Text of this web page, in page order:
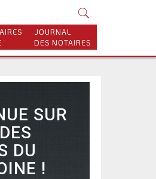
JOURNAL
DES NOTAIRES
SUR
DU
!